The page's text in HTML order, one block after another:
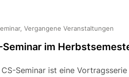
Vergangene Veranstaltungen
Seminar im
CS-Seminar ist eine